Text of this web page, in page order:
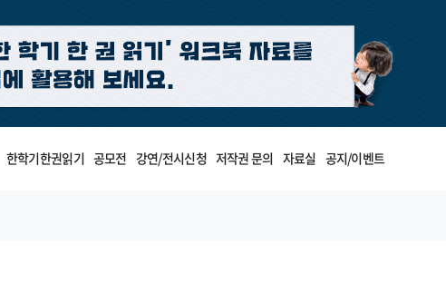
한학기한권읽기 공모전 강연/전시신청 저작권 문의 자료실 공지/이벤트